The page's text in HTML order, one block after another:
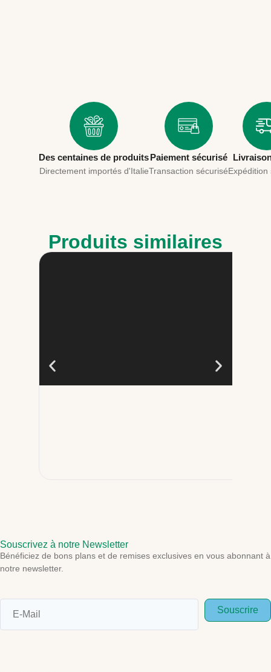
Des centaines de produits
Directement importés d'Italie
Paiement sécurisé
Transaction sécuriséExpédition
Produits similaires
Souscrivez à notre Newsletter
Bénéficiez de bons plans et de remises exclusives en vous abonnant à
notre newsletter.
Souscrire